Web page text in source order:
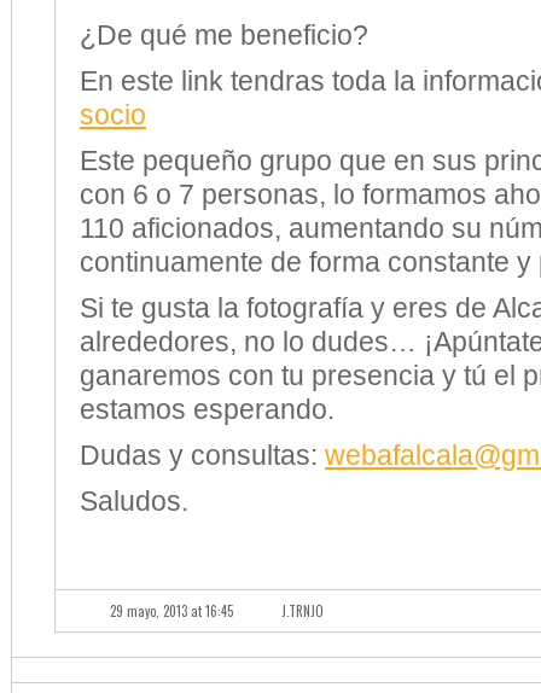
¿De qué me beneficio?
En este link tendras toda la
socio
Este pequeño grupo que en sus
con 6 o 7 personas, lo formamos
110 aficionados, aumentando su
continuamente de forma constante
Si te gusta la fotografía y eres de
alrededores, no lo dudes…
ganaremos con tu presencia y tú el
estamos esperando.
Dudas y consultas: webafalcala
Saludos.
29 mayo, 2013 at 16:45 J.TRNJO